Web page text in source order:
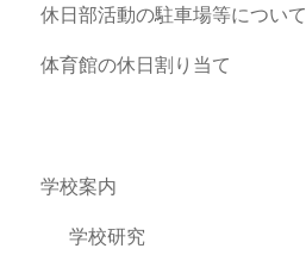
休日部活動の駐車場等について
体育館の休日割り当て
学校案内
学校研究